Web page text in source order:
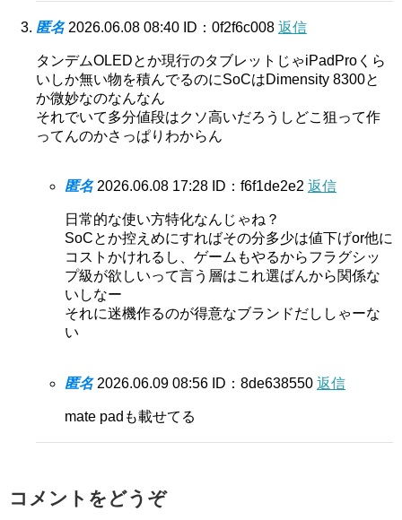
匿名 2026.06.08 08:40 ID：0f2f6c008 返信
タンデムOLEDとか現行のタブレットじゃiPadProくら
いしか無い物を積んでるのにSoCはDimensity 8300と
か微妙なのなんなん
それでいて多分値段はクソ高いだろうしどこ狙って作
ってんのかさっぱりわからん
匿名 2026.06.08 17:28 ID：f6f1de2e2 返信
日常的な使い方特化なんじゃね？
SoCとか控えめにすればその分多少は値下げor他に
コストかけれるし、ゲームもやるからフラグシッ
プ級が欲しいって言う層はこれ選ばんから関係な
いしなー
それに迷機作るのが得意なブランドだししゃーな
い
匿名 2026.06.09 08:56 ID：8de638550 返信
mate padも載せてる
コメントをどうぞ